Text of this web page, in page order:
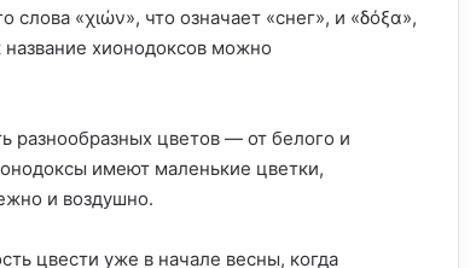
«χιών», что означает «снег», и «δόξα»,
название хионодоксов можно
разнообразных цветов — от белого и
имеют маленькие цветки,
и воздушно.
цвести уже в начале весны, когда